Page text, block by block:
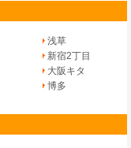
浅草
新宿2丁目
大阪キタ
博多